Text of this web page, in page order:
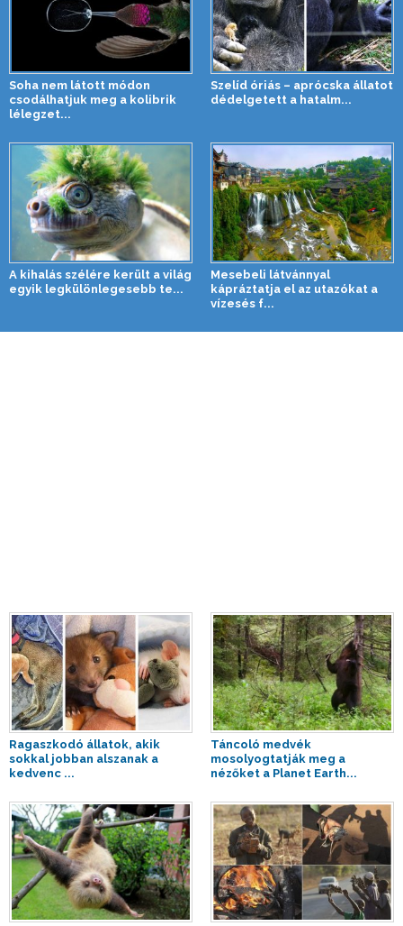
Soha nem látott módon
csodálhatjuk meg a kolibrik
lélegzet...
Szelíd óriás – aprócska állatot
dédelgetett a hatalm...
A kihalás szélére került a világ
egyik legkülönlegesebb te...
Mesebeli látvánnyal
kápráztatja el az utazókat a
vízesés f...
Ragaszkodó állatok, akik
sokkal jobban alszanak a
kedvenc ...
Táncoló medvék
mosolyogtatják meg a
nézőket a Planet Earth...